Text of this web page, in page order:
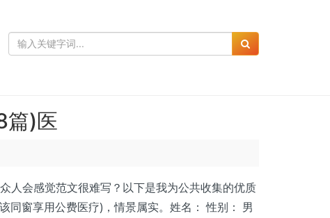
篇)医
会感觉范文很难写？以下是我为公共收集的优质
同窗享用公费医疗)，情景属实。姓名： 性别： 男